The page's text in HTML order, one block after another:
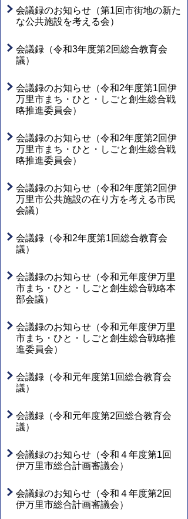
会議録のお知らせ（第1回市街地の新た
な公共施設を考える会）
会議録（令和3年度第2回総合教育会
議）
会議録のお知らせ（令和2年度第1回伊
万里市まち・ひと・しごと創生総合戦
略推進委員会）
会議録のお知らせ（令和2年度第2回伊
万里市まち・ひと・しごと創生総合戦
略推進委員会）
会議録のお知らせ（令和2年度第2回伊
万里市公共施設の在り方を考える市民
会議）
会議録（令和2年度第1回総合教育会
議）
会議録のお知らせ（令和元年度伊万里
市まち・ひと・しごと創生総合戦略本
部会議）
会議録のお知らせ（令和元年度伊万里
市まち・ひと・しごと創生総合戦略推
進委員会）
会議録（令和元年度第1回総合教育会
議）
会議録（令和元年度第2回総合教育会
議）
会議録のお知らせ（令和４年度第1回
伊万里市総合計画審議会）
会議録のお知らせ（令和４年度第2回
伊万里市総合計画審議会）